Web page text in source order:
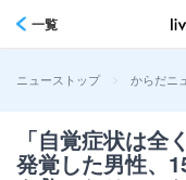
一覧
ニューストップ > からだニ
「自覚症状は全
発覚した男性、